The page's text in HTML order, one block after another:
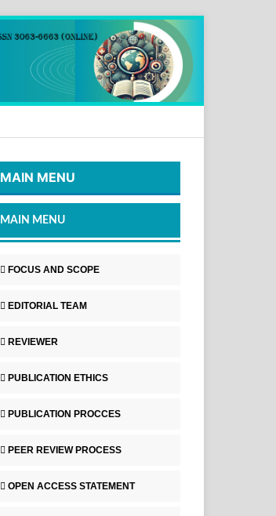
MAIN MENU
MAIN MENU
FOCUS AND SCOPE
EDITORIAL TEAM
REVIEWER
PUBLICATION ETHICS
PUBLICATION PROCCES
PEER REVIEW PROCESS
OPEN ACCESS STATEMENT